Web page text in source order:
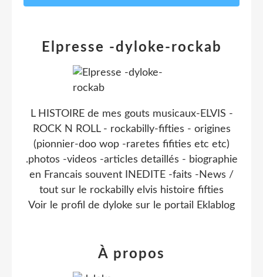
Elpresse -dyloke-rockab
L HISTOIRE de mes gouts musicaux-ELVIS -
ROCK N ROLL - rockabilly-fifties - origines
(pionnier-doo wop -raretes fifities etc etc)
.photos -videos -articles detaillés - biographie
en Francais souvent INEDITE -faits -News /
tout sur le rockabilly elvis histoire fifties
Voir le profil de dyloke sur le portail Eklablog
À propos